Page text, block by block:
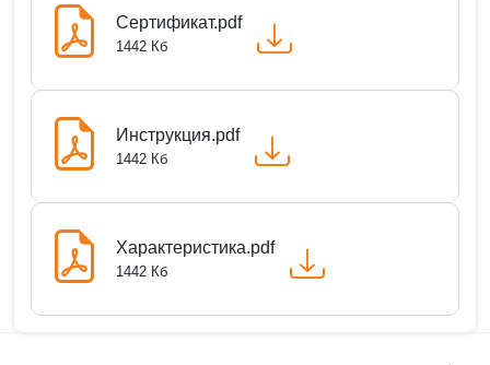
Сертификат.pdf
1442 Кб
Инструкция.pdf
1442 Кб
Характеристика.pdf
1442 Кб